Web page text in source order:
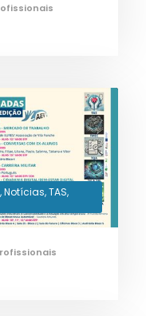
,Notícias,TAS,